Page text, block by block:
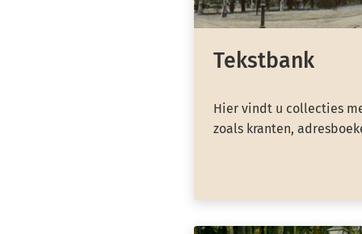
Tekstbank
Hier vindt u collecties
zoals kranten,